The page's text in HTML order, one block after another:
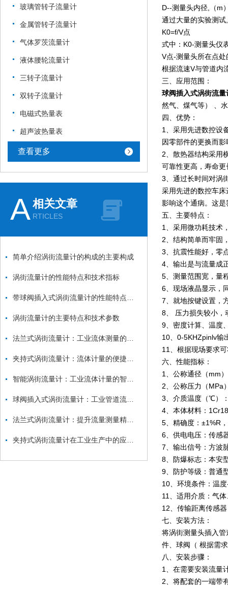
玻璃管转子流量计
金属管转子流量计
气体罗茨流量计
液体腰轮流量计
三转子流量计
双转子流量计
电磁式热量表
超声波热量表
查看更多
A相关文章
RTICLES
简单介绍涡街流量计的构成的主要构成
涡街流量计的性能特点和技术指标
涡街流量计的主要特点和技术参数
D--测量头内径,（m
通过大量的实验测
K0=f/V点
式中：K0-测量头仪
V点-测量头所在点
根据流速V与管道内
三、应用范围：
球阀插入式涡街流量
然气、煤气等） 、
四、优势：
1、采用先进数控设
因零部件的更换而
2、散热器结构采用
可靠性更高，寿命更
3、通过长时间对涡
采用先进的数控车
影响这个通病。这
五、主要特点：
1、采用微功耗技术
2、结构简单而牢固
3、抗震性能好，零
4、输出是与流量成
5、测量范围宽，量
6、现场液晶显示，
7、就地按键设置，
8、 压力损失较小，
9、密度计算、温度
10、0-5KHZpinlv输
11、根据现场要求
六、性能指标：
1、公称通径（mm
2、公称压力（MPa
3、介质温度（℃）
4、本体材料：
5、精确度：±1%R
6、供电电压：传感
7、输出信号：方波
8、防爆标志：本安
9、防护等级：普通
10、环境条件：温
11、适用介质：气
12、传输距离传感
七、安装方法：
将涡街测量头插入
件、球阀（ 根据需
八、安装步骤：
1、在需要安装流量
2、将配套的一端带